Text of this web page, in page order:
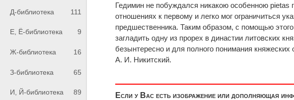
Д-библиотека 111
Е, Ё-библиотека 9
Ж-библиотека 16
З-библиотека 65
И, Й-библиотека 89
Гедимин не побуждался никакою особенною pietas
отношениях к первому и легко мог ограничиться
предшественника. Таким образом, с помощью
загладить одну из прорех в династии литовских
безынтересно и для полного понимания
А. И. Никитский.
Если у Вас есть изображение или дополняющая